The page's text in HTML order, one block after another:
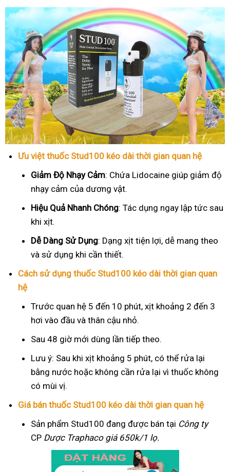
Ưu việt thuốc Stud100 kéo dài thời gian quan hệ
Giảm Độ Nhạy Cảm: Chứa Lidocaine giúp giảm độ
nhạy cảm của dương vật.
Hiệu Quả Nhanh Chóng: Tác dụng ngay lập tức sau
khi xịt.
Dễ Dàng Sử Dụng: Dạng xịt tiện lợi, dễ mang theo
và sử dụng khi cần thiết.
Cách sử dụng thuốc Stud100 kéo dài thời gian quan
hệ
Trước quan hệ 5 đến 10 phút, xịt khoảng 2 đến 3
hơi vào đầu và thân cậu nhỏ.
Sau 48 giờ mới dùng lần tiếp theo.
Lưu ý: Sau khi xịt khoảng 5 phút, có thể rửa lại
bằng nước hoặc không cần rửa lại vì thuốc không
có mùi vị.
Giá bán thuốc Stud100 kéo dài thời gian quan hệ
Sản phẩm Stud100 đang được bán tại Công ty
CP Dược Traphacogiá 650k/1 lọ.